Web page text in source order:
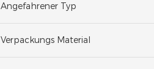
Angefahrener Typ
Verpackungs Material